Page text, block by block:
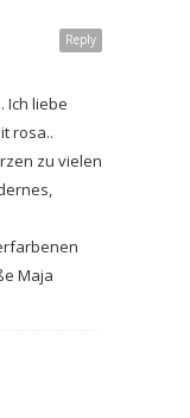
Reply
Ich liebe
rosa..
zu vielen
Maja